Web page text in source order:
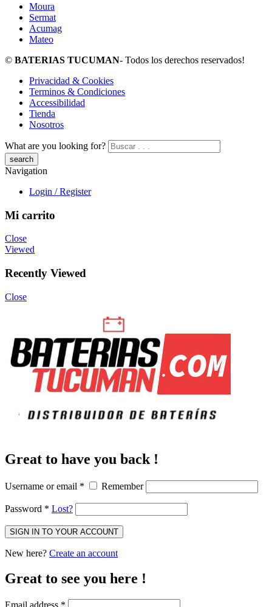
Moura
Sermat
Acumag
Mateo
© BATERIAS TUCUMAN- Todos los derechos reservados!
Privacidad & Cookies
Terminos & Condiciones
Accessibilidad
Tienda
Nosotros
What are you looking for?
Navigation
Login / Register
Mi carrito
Close
Viewed
Recently Viewed
Close
Great to have you back !
Username or email * Remember
Password * Lost?
SIGN IN TO YOUR ACCOUNT
New here? Create an account
Great to see you here !